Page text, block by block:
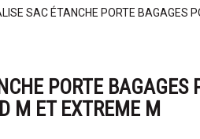
SAC ÉTANCHE PORTE BAGAGES
PORTE BAGAGES
M ET EXTREME M